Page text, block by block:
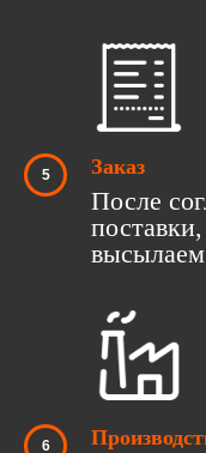
Заказ
После
высылаем